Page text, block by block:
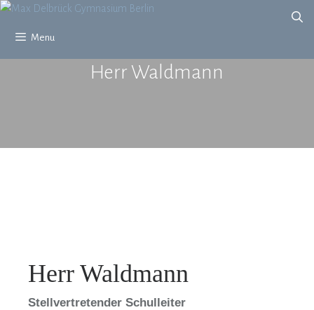
Zum
springen
Menu
Herr Waldmann
Herr Waldmann
Stellvertretender Schulleiter